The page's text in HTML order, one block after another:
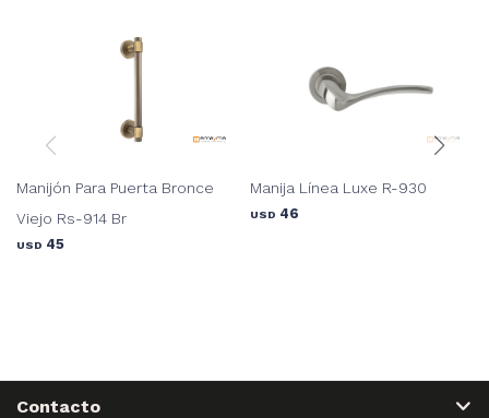
Manijón Para Puerta Bronce
Viejo Rs-914 Br
USD 45
Manija Línea Luxe R-930
USD 46
Contacto